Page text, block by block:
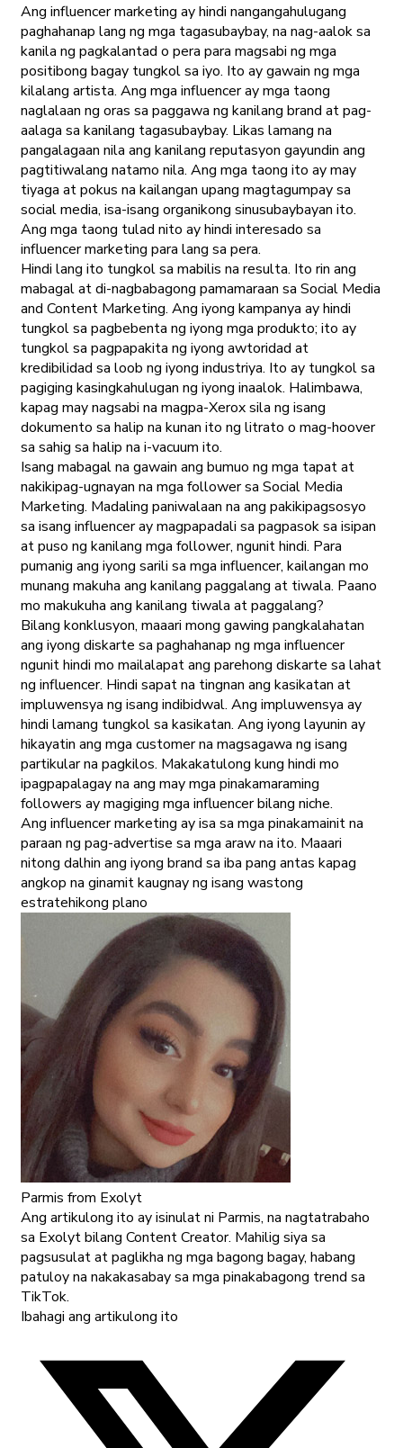
Ang influencer marketing ay hindi nangangahulugang
paghahanap lang ng mga tagasubaybay, na nag-aalok sa
kanila ng pagkalantad o pera para magsabi ng mga
positibong bagay tungkol sa iyo. Ito ay gawain ng mga
kilalang artista. Ang mga influencer ay mga taong
naglalaan ng oras sa paggawa ng kanilang brand at pag-
aalaga sa kanilang tagasubaybay. Likas lamang na
pangalagaan nila ang kanilang reputasyon gayundin ang
pagtitiwalang natamo nila. Ang mga taong ito ay may
tiyaga at pokus na kailangan upang magtagumpay sa
social media, isa-isang organikong sinusubaybayan ito.
Ang mga taong tulad nito ay hindi interesado sa
influencer marketing para lang sa pera.
Hindi lang ito tungkol sa mabilis na resulta. Ito rin ang
mabagal at di-nagbabagong pamamaraan sa Social Media
and Content Marketing. Ang iyong kampanya ay hindi
tungkol sa pagbebenta ng iyong mga produkto; ito ay
tungkol sa pagpapakita ng iyong awtoridad at
kredibilidad sa loob ng iyong industriya. Ito ay tungkol sa
pagiging kasingkahulugan ng iyong inaalok. Halimbawa,
kapag may nagsabi na magpa-Xerox sila ng isang
dokumento sa halip na kunan ito ng litrato o mag-hoover
sa sahig sa halip na i-vacuum ito.
Isang mabagal na gawain ang bumuo ng mga tapat at
nakikipag-ugnayan na mga follower sa Social Media
Marketing. Madaling paniwalaan na ang pakikipagsosyo
sa isang influencer ay magpapadali sa pagpasok sa isipan
at puso ng kanilang mga follower, ngunit hindi. Para
pumanig ang iyong sarili sa mga influencer, kailangan mo
munang makuha ang kanilang paggalang at tiwala. Paano
mo makukuha ang kanilang tiwala at paggalang?
Bilang konklusyon, maaari mong gawing pangkalahatan
ang iyong diskarte sa paghahanap ng mga influencer
ngunit hindi mo mailalapat ang parehong diskarte sa lahat
ng influencer. Hindi sapat na tingnan ang kasikatan at
impluwensya ng isang indibidwal. Ang impluwensya ay
hindi lamang tungkol sa kasikatan. Ang iyong layunin ay
hikayatin ang mga customer na magsagawa ng isang
partikular na pagkilos. Makakatulong kung hindi mo
ipagpapalagay na ang may mga pinakamaraming
followers ay magiging mga influencer bilang niche.
Ang influencer marketing ay isa sa mga pinakamainit na
paraan ng pag-advertise sa mga araw na ito. Maaari
nitong dalhin ang iyong brand sa iba pang antas kapag
angkop na ginamit kaugnay ng isang wastong
estratehikong plano
Parmis from Exolyt
Ang artikulong ito ay isinulat ni Parmis, na nagtatrabaho
sa Exolyt bilang Content Creator. Mahilig siya sa
pagsusulat at paglikha ng mga bagong bagay, habang
patuloy na nakakasabay sa mga pinakabagong trend sa
TikTok.
Ibahagi ang artikulong ito